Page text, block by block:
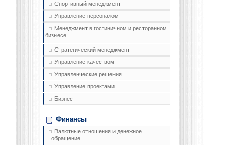
Спортивный менеджмент
Управление персоналом
Менеджмент в гостиничном и ресторанном
бизнесе
Стратегический менеджмент
Управление качеством
Управленческие решения
Управление проектами
Бизнес
Финансы
Валютные отношения и денежное
обращение